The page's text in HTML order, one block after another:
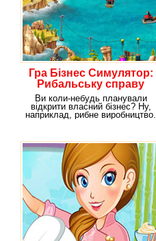
Гра Бізнес Симулятор:
Рибальську справу
Ви коли-небудь планували
відкрити власний бізнес? Ну,
наприклад, рибне виробництво.